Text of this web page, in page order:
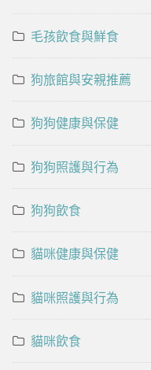
毛孩飲食與鮮食
狗旅館與安親推薦
狗狗健康與保健
狗狗照護與行為
狗狗飲食
貓咪健康與保健
貓咪照護與行為
貓咪飲食